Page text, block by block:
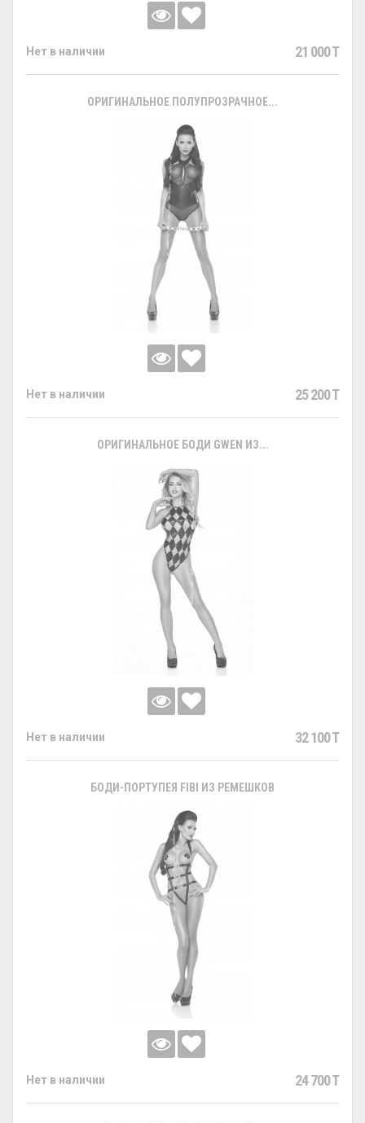
Нет в наличии 21 000 T
ОРИГИНАЛЬНОЕ ПОЛУПРОЗРАЧНОЕ...
Нет в наличии 25 200 T
ОРИГИНАЛЬНОЕ БОДИ GWEN ИЗ...
Нет в наличии 32 100 T
БОДИ-ПОРТУПЕЯ FIBI ИЗ РЕМЕШКОВ
Нет в наличии 24 700 T